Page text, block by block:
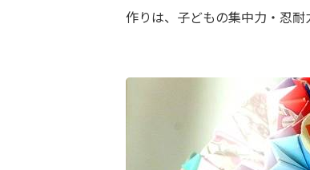
作りは、子どもの集中力・忍耐